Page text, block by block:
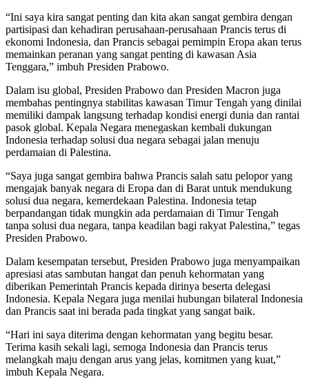
“Ini saya kira sangat penting dan kita akan sangat gembira dengan
partisipasi dan kehadiran perusahaan-perusahaan Prancis terus di
ekonomi Indonesia, dan Prancis sebagai pemimpin Eropa akan terus
memainkan peranan yang sangat penting di kawasan Asia
Tenggara,” imbuh Presiden Prabowo.
Dalam isu global, Presiden Prabowo dan Presiden Macron juga
membahas pentingnya stabilitas kawasan Timur Tengah yang dinilai
memiliki dampak langsung terhadap kondisi energi dunia dan rantai
pasok global. Kepala Negara menegaskan kembali dukungan
Indonesia terhadap solusi dua negara sebagai jalan menuju
perdamaian di Palestina.
“Saya juga sangat gembira bahwa Prancis salah satu pelopor yang
mengajak banyak negara di Eropa dan di Barat untuk mendukung
solusi dua negara, kemerdekaan Palestina. Indonesia tetap
berpandangan tidak mungkin ada perdamaian di Timur Tengah
tanpa solusi dua negara, tanpa keadilan bagi rakyat Palestina,” tegas
Presiden Prabowo.
Dalam kesempatan tersebut, Presiden Prabowo juga menyampaikan
apresiasi atas sambutan hangat dan penuh kehormatan yang
diberikan Pemerintah Prancis kepada dirinya beserta delegasi
Indonesia. Kepala Negara juga menilai hubungan bilateral Indonesia
dan Prancis saat ini berada pada tingkat yang sangat baik.
“Hari ini saya diterima dengan kehormatan yang begitu besar.
Terima kasih sekali lagi, semoga Indonesia dan Prancis terus
melangkah maju dengan arus yang jelas, komitmen yang kuat,”
imbuh Kepala Negara.